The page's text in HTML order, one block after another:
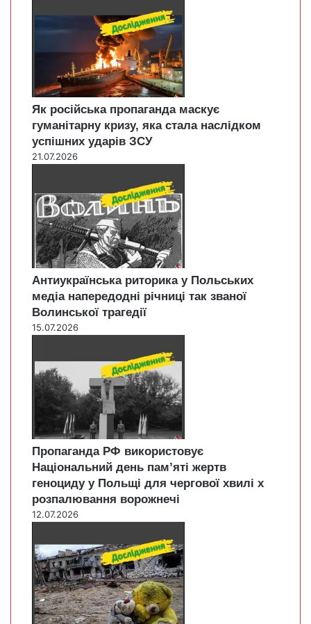
Як російська пропаганда маскує
гуманітарну кризу, яка стала наслідком
успішних ударів ЗСУ
21.07.2026
Антиукраїнська риторика у Польських
медіа напередодні річниці так званої
Волинської трагедії
15.07.2026
Пропаганда РФ використовує
Національний день пам’яті жертв
геноциду у Польщі для чергової хвилі х
розпалювання ворожнечі
12.07.2026